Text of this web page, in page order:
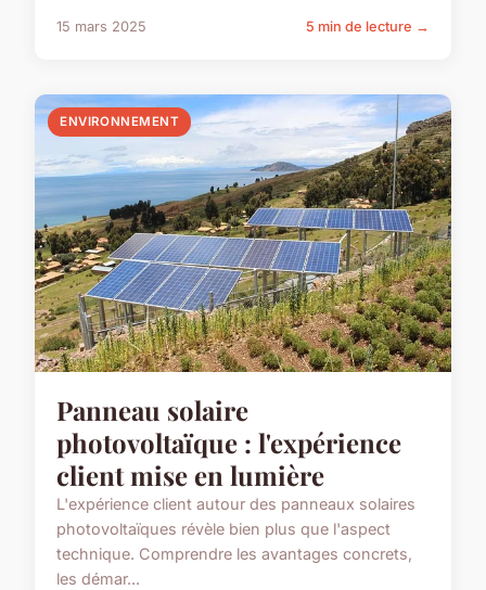
15 mars 2025 5 min de lecture →
ENVIRONNEMENT
Panneau solaire
photovoltaïque : l'expérience
client mise en lumière
L'expérience client autour des panneaux solaires
photovoltaïques révèle bien plus que l'aspect
technique. Comprendre les avantages concrets,
les démar...